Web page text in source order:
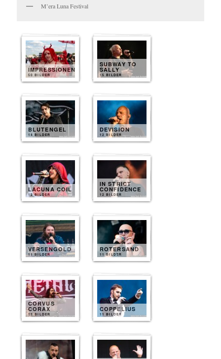
M’era Luna Festival
IMPRESSIONEN
50 BILDER
SUBWAY TO
SALLY
15 BILDER
BLUTENGEL
14 BILDER
DEVISION
12 BILDER
LACUNA COIL
12 BILDER
IN STRICT
CONFIDENCE
12 BILDER
VERSENGOLD
11 BILDER
ROTERSAND
11 BILDER
CORVUS
CORAX
11 BILDER
COPPELIUS
11 BILDER